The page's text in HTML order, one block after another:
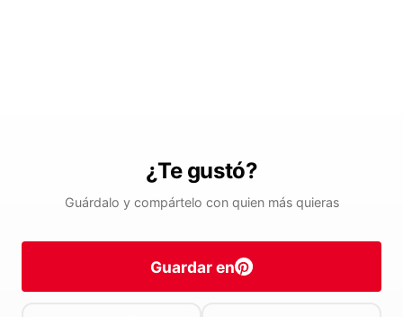
¿Te gustó?
Guárdalo y compártelo con quien más quieras
Guardar en